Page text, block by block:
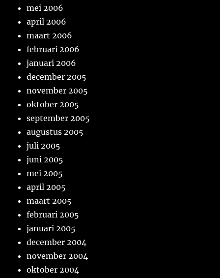
mei 2006
april 2006
maart 2006
februari 2006
januari 2006
december 2005
november 2005
oktober 2005
september 2005
augustus 2005
juli 2005
juni 2005
mei 2005
april 2005
maart 2005
februari 2005
januari 2005
december 2004
november 2004
oktober 2004